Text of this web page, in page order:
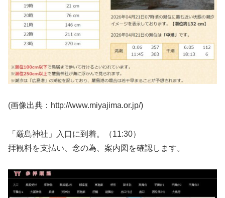
(画像出典：http://www.miyajima.or.jp/)
「厳島神社」入口に到着。（11:30）
拝観料を支払い、念の為、案内図を確認します。